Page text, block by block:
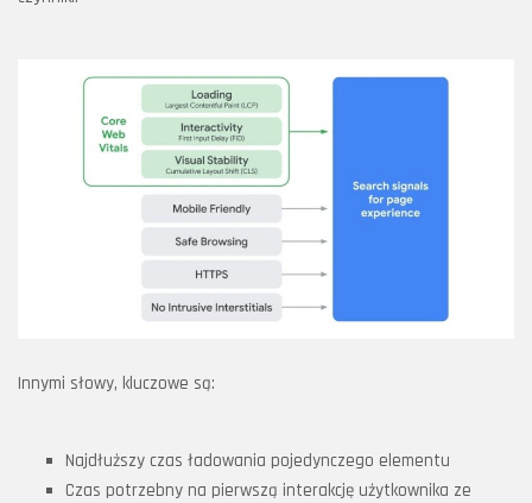
Innymi słowy, kluczowe są:
Najdłuższy czas ładowania pojedynczego elementu
Czas potrzebny na pierwszą interakcję użytkownika ze